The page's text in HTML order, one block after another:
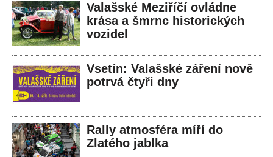
Valašské Meziříčí ovládne
krása a šmrnc historických
vozidel
Vsetín: Valašské záření nově
potrvá čtyři dny
Rally atmosféra míří do
Zlatého jablka